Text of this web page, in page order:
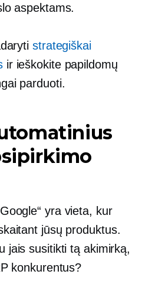
aspektams.
strategiškai
ir ieškokite papildomų
parduoti.
yra vieta, kur
jūsų produktus.
jais susitikti tą akimirką,
konkurentus?